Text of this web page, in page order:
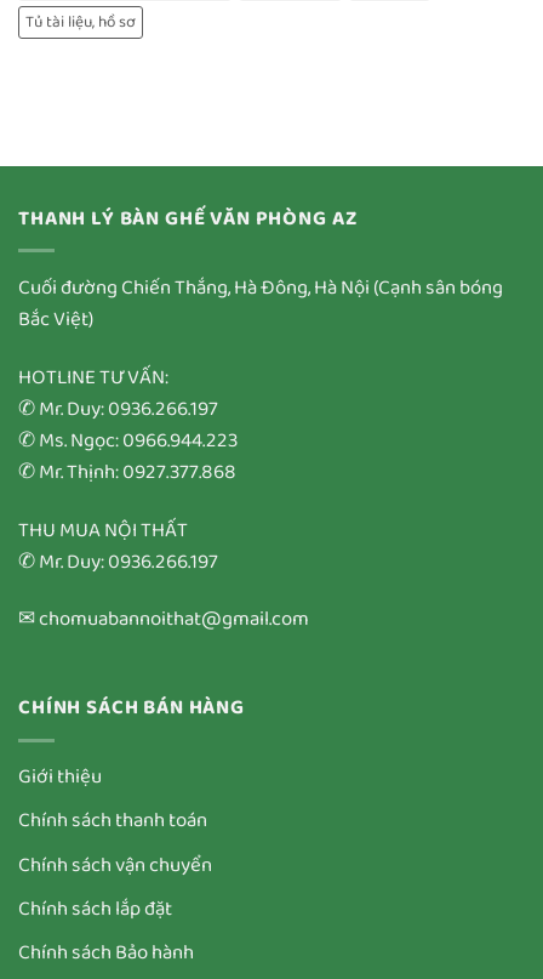
Tủ tài liệu, hồ sơ
THANH LÝ BÀN GHẾ VĂN PHÒNG AZ
Cuối đường Chiến Thắng, Hà Đông, Hà Nội (Cạnh sân bóng
Bắc Việt)
HOTLINE TƯ VẤN:
✆ Mr. Duy: 0936.266.197
✆ Ms. Ngọc: 0966.944.223
✆ Mr. Thịnh: 0927.377.868
THU MUA NỘI THẤT
✆ Mr. Duy: 0936.266.197
✉ chomuabannoithat@gmail.com
CHÍNH SÁCH BÁN HÀNG
Giới thiệu
Chính sách thanh toán
Chính sách vận chuyển
Chính sách lắp đặt
Chính sách Bảo hành